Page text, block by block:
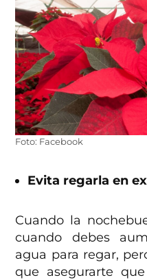
Foto: Facebook
Evita regarla en
Cuando la
cuando debes
agua para regar,
que asegurarte